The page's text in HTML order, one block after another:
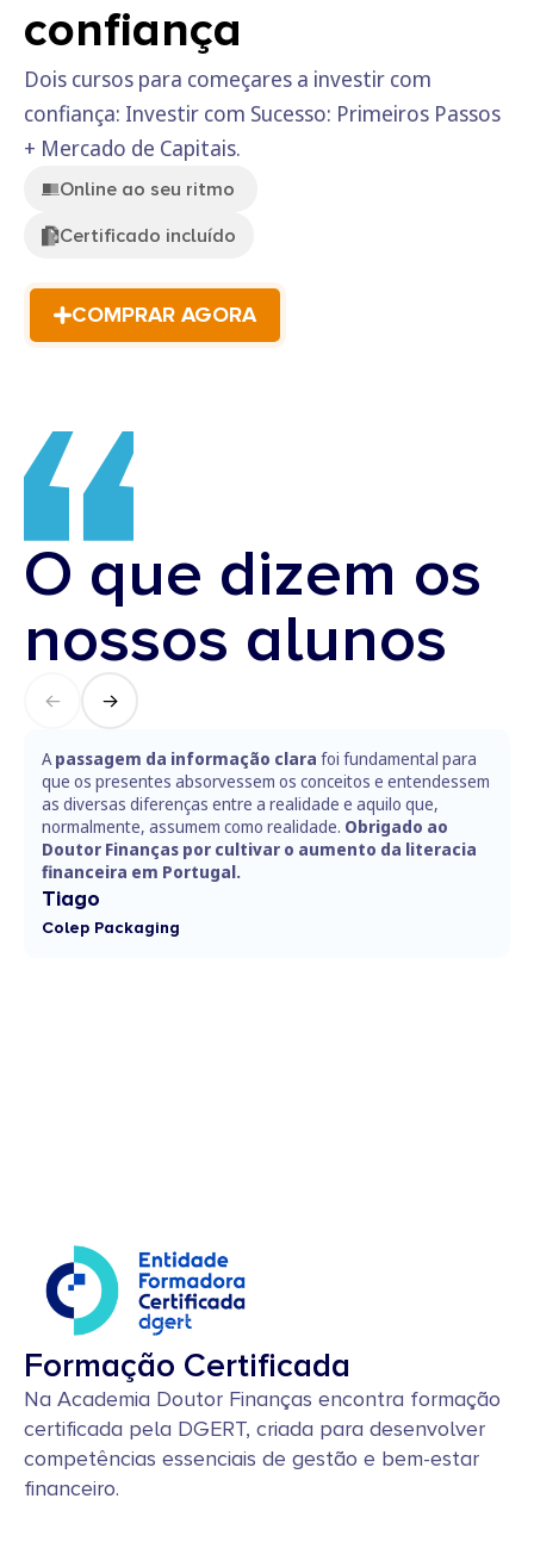
confiança
Dois cursos para começares a investir com
confiança: Investir com Sucesso: Primeiros Passos
+ Mercado de Capitais.
Online ao seu ritmo
Certificado incluído
COMPRAR AGORA
O que dizem os
nossos alunos
Apassagem da informação clara foi fundamental para
que os presentes absorvessem os conceitos e entendessem
as diversas diferenças entre a realidade e aquilo que,
normalmente, assumem como realidade. Obrigado ao
Doutor Finanças por cultivar o aumento da literacia
financeira em Portugal.
Tiago
Colep Packaging
Formação Certificada
Na Academia Doutor Finanças encontra formação
certificada pela DGERT, criada para desenvolver
competências essenciais de gestão e bem-estar
financeiro.